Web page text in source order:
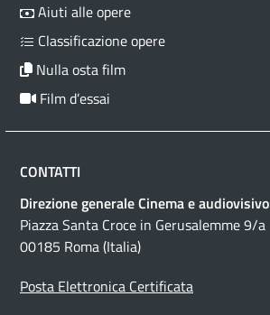
Aiuti alle opere
Classificazione opere
Nulla osta film
Film d’essai
CONTATTI
Direzione generale Cinema e audiovisivo
Piazza Santa Croce in Gerusalemme 9/a
00185 Roma (Italia)
Posta Elettronica Certificata